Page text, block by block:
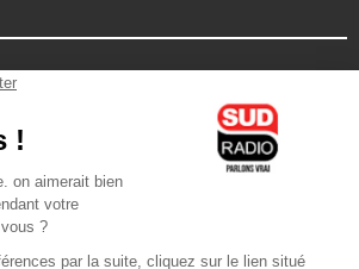
/ Android
l'application